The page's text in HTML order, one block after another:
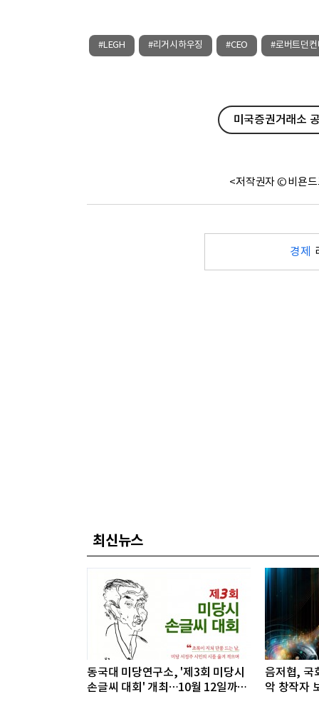
#LEGH #리거시하우징 #CEO #로버트던
미국증권거래소
<저작권자 © 비욘드
경제
최신뉴스
동국대 미당연구소, '제3회 미당시
손글씨 대회' 개최…10월 12일까지
음저협, 국
악 창작자